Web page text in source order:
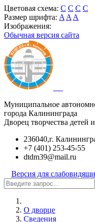
Цветовая схема: C C C C
Размер шрифта: A A A
Изображения:
Обычная версия сайта
Муниципальное
города Калининграда
Дворец творчества детей
236040,г.
+7 (401) 253-45-55
dtdm39@mail.ru
Версия для
О дворце
Сведения